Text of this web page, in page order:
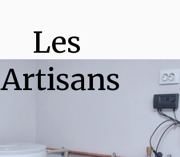
Les
Artisans